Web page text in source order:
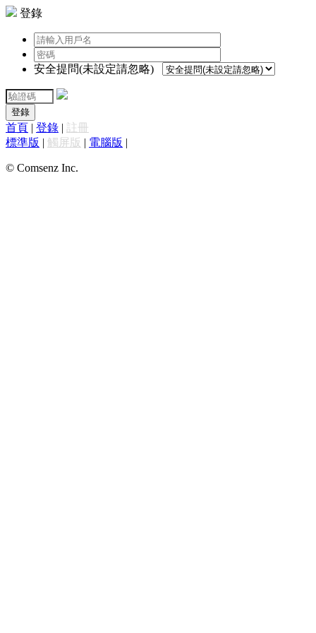
登錄
安全提問(未設定請忽略)
登錄
首頁 | 登錄 | 註冊
標準版 | 觸屏版 | 電腦版 |
© Comsenz Inc.